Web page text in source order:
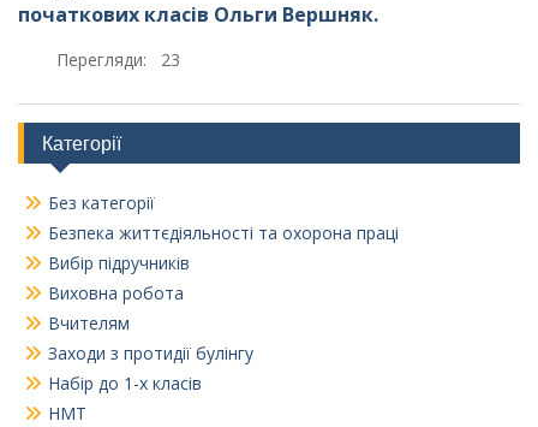
початкових класів Ольги Вершняк.
Перегляди: 23
Категорії
Без категорії
Безпека життєдіяльності та охорона праці
Вибір підручників
Виховна робота
Вчителям
Заходи з протидії булінгу
Набір до 1-х класів
НМТ